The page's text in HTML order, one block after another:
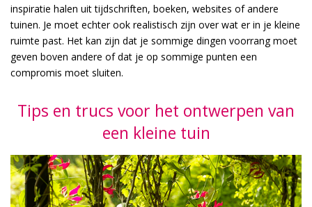
inspiratie halen uit tijdschriften, boeken, websites of andere
tuinen. Je moet echter ook realistisch zijn over wat er in je kleine
ruimte past. Het kan zijn dat je sommige dingen voorrang moet
geven boven andere of dat je op sommige punten een
compromis moet sluiten.
Tips en trucs voor het ontwerpen van
een kleine tuin